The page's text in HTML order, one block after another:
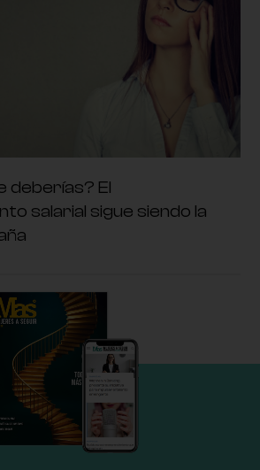
deberías? El
salarial sigue siendo la